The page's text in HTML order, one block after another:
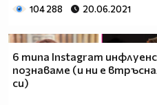
104 288 20.06.2021
6 типа Instagram
познаваме (и ни е
си)